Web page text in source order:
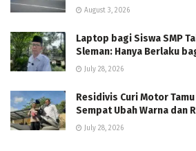
August 3, 2026
Laptop bagi Siswa SMP
Sleman: Hanya Berlaku
July 28, 2026
Residivis Curi Motor
Sempat Ubah Warna dan
July 28, 2026